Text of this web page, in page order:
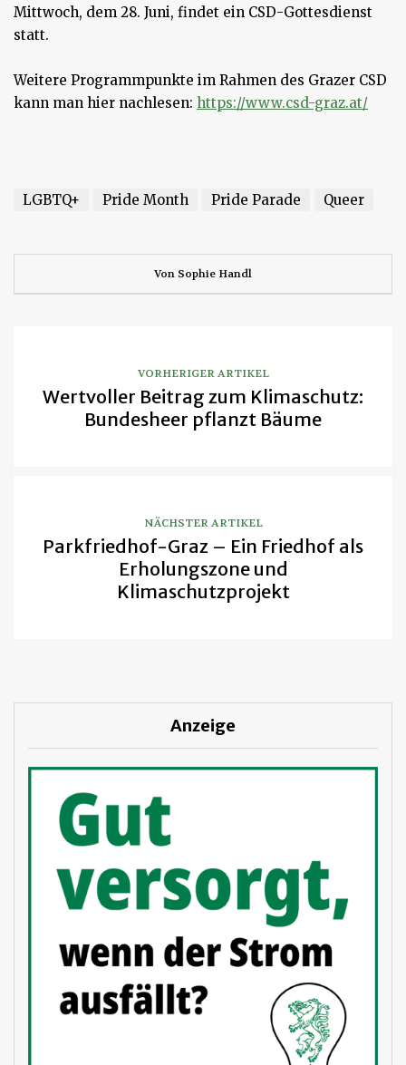
Mittwoch, dem 28. Juni, findet ein CSD-Gottesdienst
statt.
Weitere Programmpunkte im Rahmen des Grazer CSD
kann man hier nachlesen: https://www.csd-graz.at/
LGBTQ+ Pride Month Pride Parade Queer
Von Sophie Handl
VORHERIGER ARTIKEL
Wertvoller Beitrag zum Klimaschutz:
Bundesheer pflanzt Bäume
NÄCHSTER ARTIKEL
Parkfriedhof-Graz – Ein Friedhof als
Erholungszone und
Klimaschutzprojekt
Anzeige